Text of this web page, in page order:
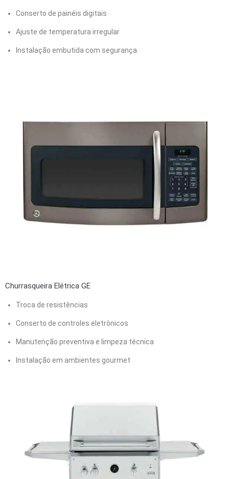
Conserto de painéis digitais
Ajuste de temperatura irregular
Instalação embutida com segurança
Churrasqueira Elétrica GE
Troca de resistências
Conserto de controles eletrônicos
Manutenção preventiva e limpeza técnica
Instalação em ambientes gourmet